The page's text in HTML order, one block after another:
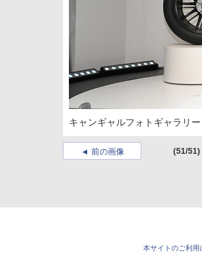
キャンギャルフォトギャラリ
前の画像 (51/51)
本サイトのご利用